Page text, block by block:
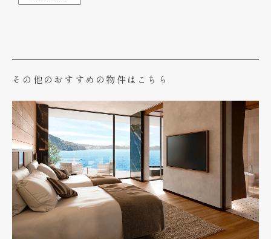
その他のおすすめの物件はこちら